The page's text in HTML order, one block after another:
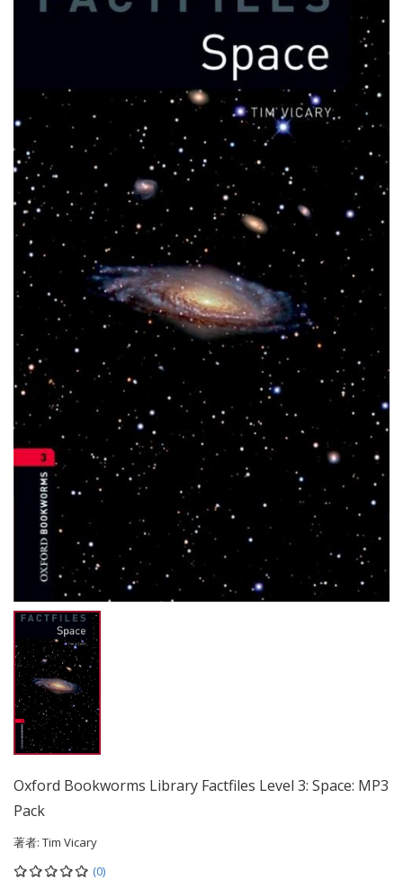
Oxford Bookworms Library Factfiles Level 3: Space: MP3
Pack
著者: Tim Vicary
(0)